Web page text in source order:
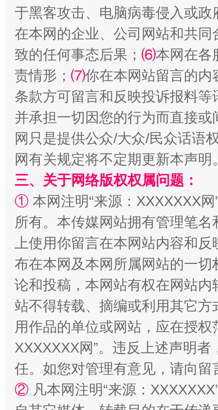
解纷+调解+退费，一次搞定
站台名比不上好声名
漫山遍野的桃花与雪山、麦地、白藏房 除
于黑客攻击、电脑病毒侵入或
在本网的企业、公司网站和共
致的任何事态后果； ⑹本网在各
责情形； ⑺你在本网站留言的内
条款方可留言和反映投诉报料
并承担一切因您的行为而直接
网只是提供公众/大众/民众话语
网有关规定将不定期更新本声明
三、关于网络版权权属问题：
① 本网注明“来源：XXXXXXX
所有。本传媒网站拥有管理笔
上使用你留言在本网站内容和
布在本网及本网所属网站的一
论和投稿，本网站有权在网站
站不得转载、摘编或利用其它
用作品的单位或网站，应在授
XXXXXXX网”。违反上述声明
任。如您对管理有意见，请向
② 凡本网注明“来源：